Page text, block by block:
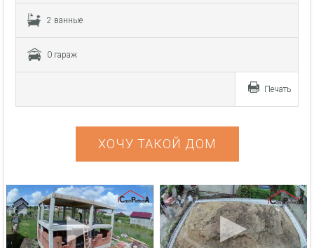
2 ванные
0 гараж
Печать
ХОЧУ ТАКОЙ ДОМ